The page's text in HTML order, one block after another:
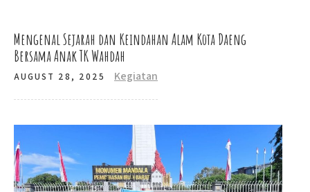
Mengenal Sejarah dan Keindahan Alam Kota Daeng
Bersama Anak TK Wahdah
AUGUST 28, 2025 Kegiatan